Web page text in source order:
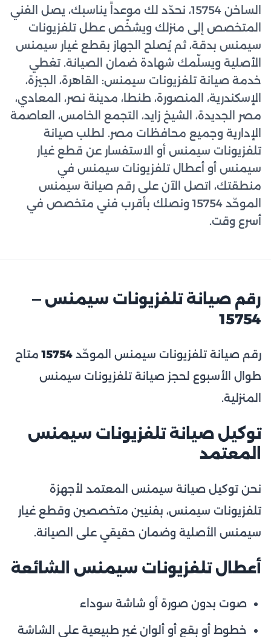
الساخن 15754، نحدّد لك موعداً يناسبك، يصل الفني
المتخصص إلى منزلك ويشخّص عطل تلفزيونات
سيمنس بدقة، ثم يُصلح الجهاز بقطع غيار سيمنس
الأصلية ويسلّمك شهادة ضمان الصيانة. تغطي
خدمة صيانة تلفزيونات سيمنس: القاهرة، الجيزة،
الإسكندرية، المنصورة، طنطا، مدينة نصر، المعادي،
مصر الجديدة، الشيخ زايد، التجمع الخامس، العاصمة
الإدارية وجميع محافظات مصر. لطلب صيانة
تلفزيونات سيمنس أو الاستفسار عن قطع غيار
سيمنس أو أعطال تلفزيونات سيمنس في
منطقتك، اتصل الآن على رقم صيانة سيمنس
الموحّد 15754 ونصلك بأقرب فني متخصص في
أسرع وقت.
رقم صيانة تلفزيونات سيمنس —
15754
رقم صيانة تلفزيونات سيمنس الموحّد 15754متاح
طوال الأسبوع لحجز صيانة تلفزيونات سيمنس
المنزلية.
توكيل صيانة تلفزيونات سيمنس
المعتمد
نحن توكيل صيانة سيمنس المعتمد لأجهزة
تلفزيونات سيمنس، بفنيين متخصصين وقطع غيار
سيمنس الأصلية وضمان حقيقي على الصيانة.
أعطال تلفزيونات سيمنس الشائعة
صوت بدون صورة أو شاشة سوداء
خطوط أو بقع أو ألوان غير طبيعية على الشاشة